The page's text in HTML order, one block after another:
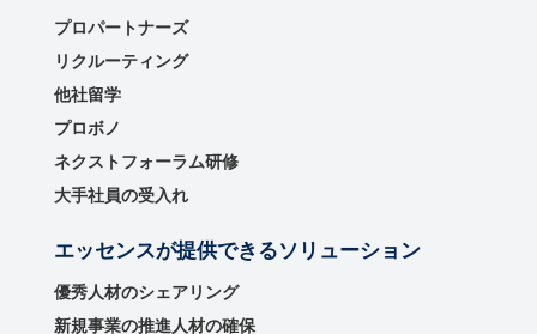
プロパートナーズ
リクルーティング
他社留学
プロボノ
ネクストフォーラム研修
大手社員の受入れ
エッセンスが提供できるソリューション
優秀⼈材のシェアリング
新規事業の推進⼈材の確保